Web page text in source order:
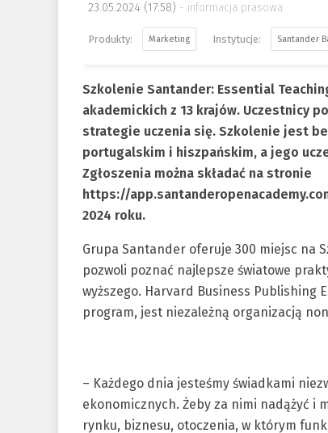
23.05.2024 (17:58) informacja prasowa
Marketing Santander
Szkolenie Santander: Essential
akademickich z 13 krajów. Uczestnicy
strategie uczenia się. Szkolenie jest
portugalskim i hiszpańskim, a jego
Zgłoszenia można składać na stronie
https://
2024 roku.
Grupa Santander oferuje 300 miejsc na
pozwoli poznać najlepsze światowe
wyższego. Harvard Business Publishing
program, jest niezależną organizacją
– Każdego dnia jesteśmy świadkami
ekonomicznych. Żeby za nimi nadążyć i
rynku, biznesu, otoczenia, w którym